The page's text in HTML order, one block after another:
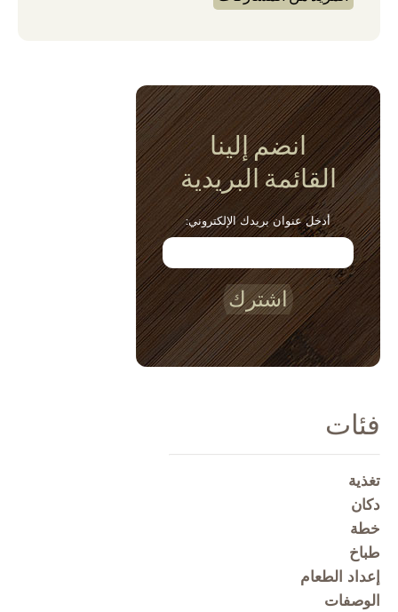
انضم إلينا
القائمة البريدية
أدخل عنوان بريدك الإلكتروني:
اشترك
فئات
تغذية
دكان
خطة
طباخ
إعداد الطعام
الوصفات